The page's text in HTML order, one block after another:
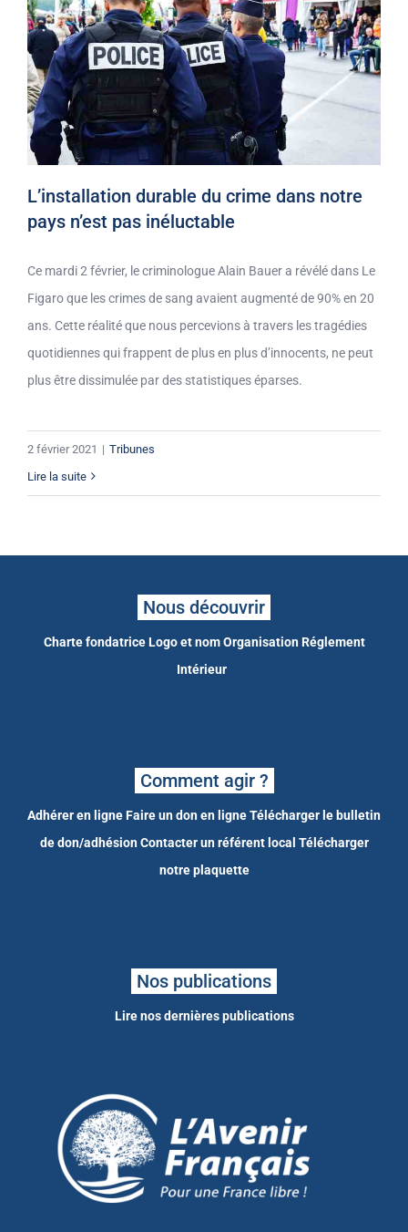
L’installation durable du crime dans notre
pays n’est pas inéluctable
Ce mardi 2 février, le criminologue Alain Bauer a révélé dans Le
Figaro que les crimes de sang avaient augmenté de 90% en 20
ans. Cette réalité que nous percevions à travers les tragédies
quotidiennes qui frappent de plus en plus d’innocents, ne peut
plus être dissimulée par des statistiques éparses.
2 février 2021 | Tribunes
Lire la suite
Nous découvrir
Charte fondatrice Logo et nom Organisation Réglement
Intérieur
Comment agir ?
Adhérer en ligneFaire un don en ligneTélécharger le bulletin
de don/adhésion Contacter un référent local Télécharger
notre plaquette
Nos publications
Lire nos dernières publications